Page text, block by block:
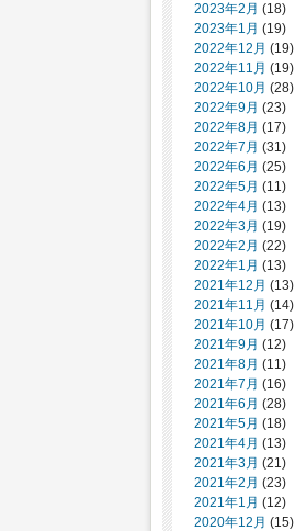
2023年2月 (18)
2023年1月 (19)
2022年12月 (19)
2022年11月 (19)
2022年10月 (28)
2022年9月 (23)
2022年8月 (17)
2022年7月 (31)
2022年6月 (25)
2022年5月 (11)
2022年4月 (13)
2022年3月 (19)
2022年2月 (22)
2022年1月 (13)
2021年12月 (13)
2021年11月 (14)
2021年10月 (17)
2021年9月 (12)
2021年8月 (11)
2021年7月 (16)
2021年6月 (28)
2021年5月 (18)
2021年4月 (13)
2021年3月 (21)
2021年2月 (23)
2021年1月 (12)
2020年12月 (15)